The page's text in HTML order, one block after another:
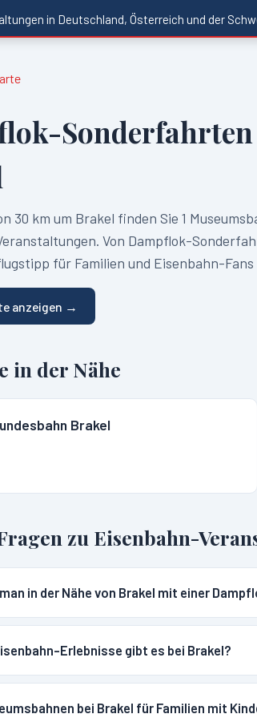
in Deutschland, Österreich und der
30 km um Brakel finden Sie 1
Von Dampflok-
für Familien und Eisenbahn-Fans
anzeigen →
in der Nähe
Brakel
zu Eisenbahn-
in der Nähe von Brakel mit einer
Erlebnisse gibt es bei Brakel?
bei Brakel für Familien mit